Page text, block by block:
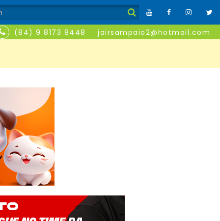
(84) 9 8173 8448 jairsampaio2@hotmail.com